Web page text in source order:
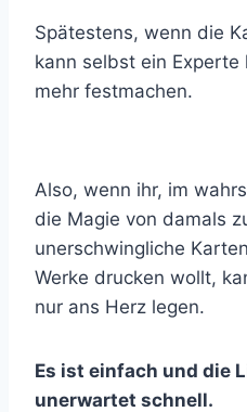
Spätestens, wenn die
kann selbst ein Experte
mehr festmachen.
Also, wenn ihr, im
die Magie von damals
unerschwingliche
Werke drucken wollt,
nur ans Herz legen.
Es ist einfach und die
unerwartet schnell.